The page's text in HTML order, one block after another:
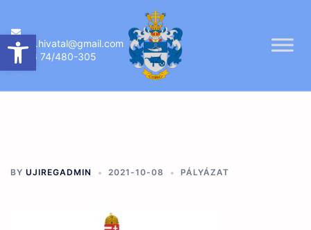
Eszköztár megnyitása
content
ujireg.hivatal@gmail.com
06 74/480-305
BY UJIREGADMIN 2021-10-08 PÁLYÁZAT